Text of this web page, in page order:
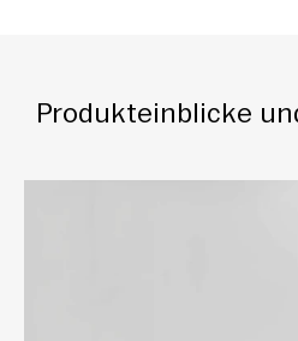
Produkteinblicke